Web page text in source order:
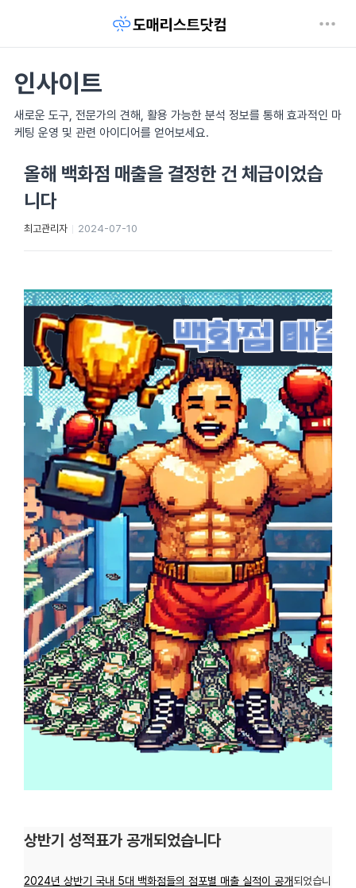
인사이트
새로운 도구, 전문가의 견해, 활용 가능한 분석 정보를 통해 효과적인 마
케팅 운영 및 관련 아이디어를 얻어보세요.
올해 백화점 매출을 결정한 건 체급이었습
니다
최고관리자 2024-07-10
상반기 성적표가 공개되었습니다
2024년 상반기 국내 5대 백화점들의 점포별 매출 실적이 공개되었습니다.